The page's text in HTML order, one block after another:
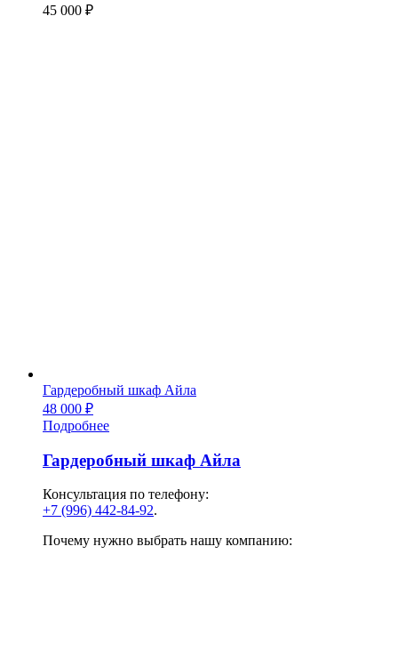
45 000 ₽
Гардеробный шкаф Айла
48 000 ₽
Подробнее
Гардеробный шкаф Айла
Консультация по телефону:
+7 (996) 442-84-92.
Почему нужно выбрать нашу компанию: